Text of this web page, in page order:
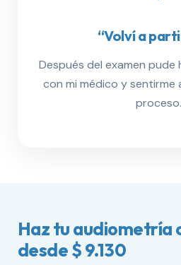
“Volví a
Después del examen
con mi médico y sentirme
proceso.
Haz tu audiometría
desde $ 9.130